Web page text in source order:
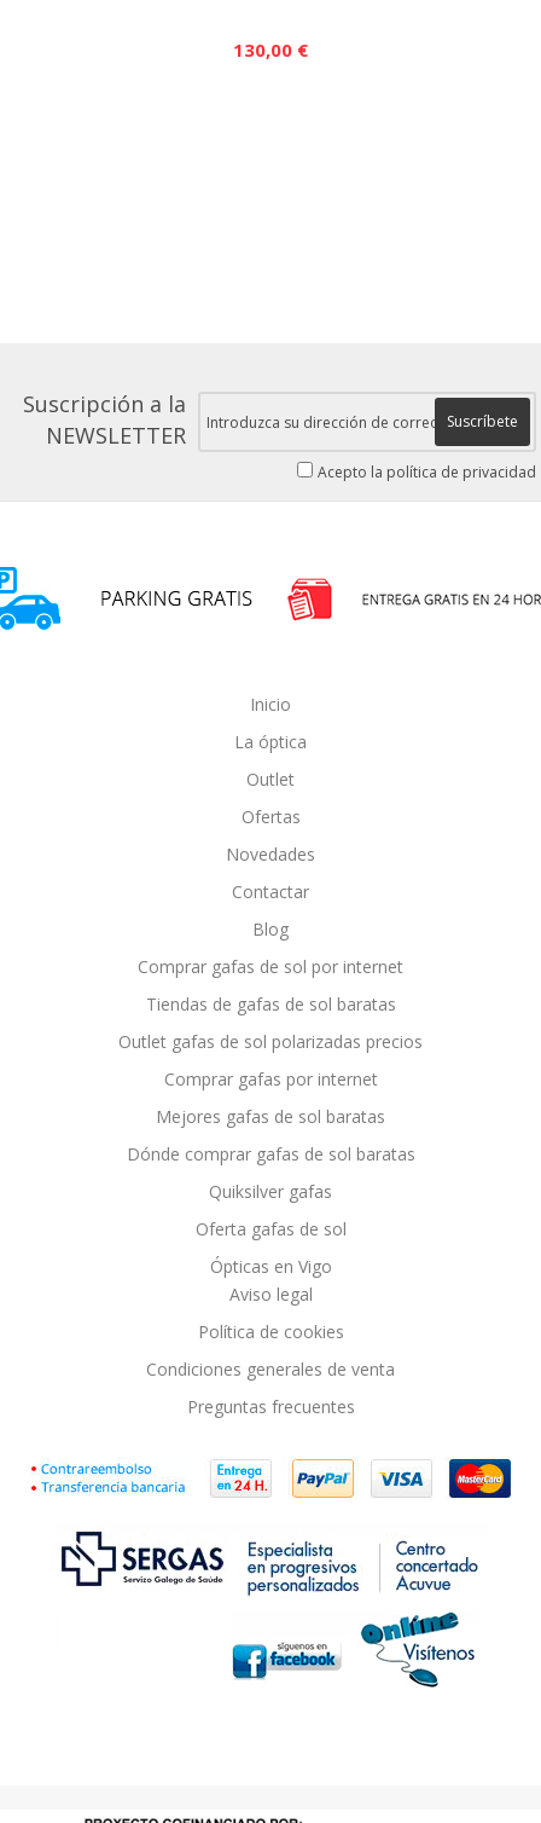
130,00 €
Suscripción a la
NEWSLETTER
Suscríbete
Acepto la política de privacidad
Inicio
La óptica
Outlet
Ofertas
Novedades
Contactar
Blog
Comprar gafas de sol por internet
Tiendas de gafas de sol baratas
Outlet gafas de sol polarizadas precios
Comprar gafas por internet
Mejores gafas de sol baratas
Dónde comprar gafas de sol baratas
Quiksilver gafas
Oferta gafas de sol
Ópticas en Vigo
Aviso legal
Política de cookies
Condiciones generales de venta
Preguntas frecuentes